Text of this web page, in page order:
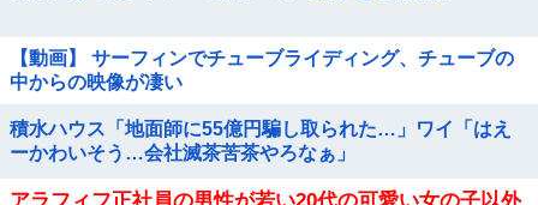
【動画】 サーフィンでチューブライディング、チューブの
中からの映像が凄い
積水ハウス「地面師に55億円騙し取られた…」ワイ「はえ
ーかわいそう…会社滅茶苦茶やろなぁ」